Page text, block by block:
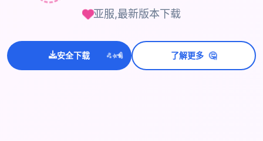
亚服,最新版本下载
安全下载 ✨⭐💫 了解更多 🤔